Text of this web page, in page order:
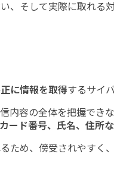
そして実際に取れる
に情報を取得するサイ
容の全体を把握でき
ード番号、氏名、住所
め、傍受されやすく